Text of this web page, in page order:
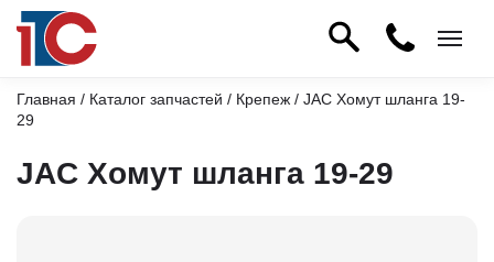
Главная / Каталог запчастей / Крепеж / JAC Хомут шланга 19-
29
JAC Хомут шланга 19-29